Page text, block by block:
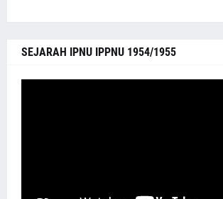
SEJARAH IPNU IPPNU 1954/1955